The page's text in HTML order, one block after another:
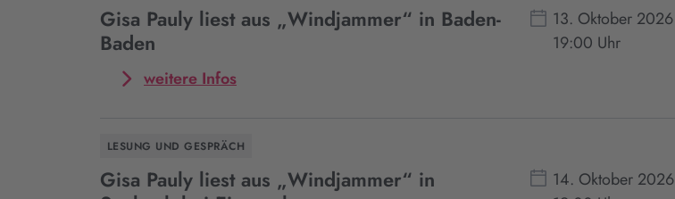
liest
Winterlingen
Gisa Pauly liest aus „Windjammer“ in Baden-
Baden
13. Oktober 2026
19:00 Uhr
weitere InfosMehr
Gisa
Pauly
liest
LESUNG UND GESPRÄCH
Gisa Pauly liest aus „Windjammer“ in
14. Oktober 2026